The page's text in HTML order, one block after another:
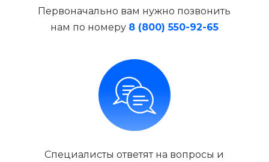
Первоначально вам нужно позвонить
нам по номеру 8 (800) 550-92-65
Специалисты ответят на вопросы и